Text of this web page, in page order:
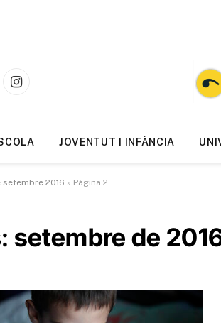
Instagram
JOVENTUT I INFÀNCIA
2016 » Pàgina 2
setembre de